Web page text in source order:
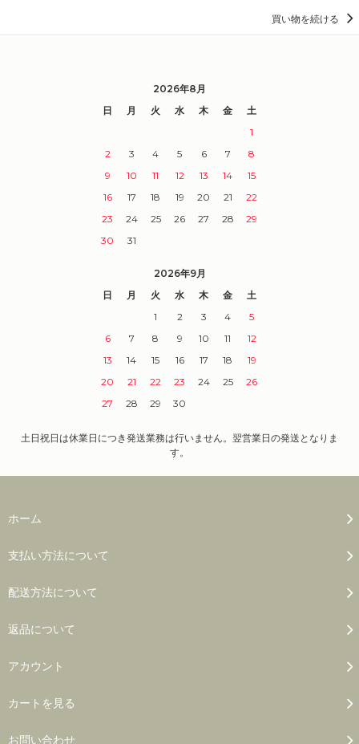
買い物を続ける
2026年8月
日
月 火 水 木 金
土
1
2
3 4 5 6 7
8
9
10 11 12 13 14
15
16
17 18 19 20 21
22
23
24 25 26 27 28
29
30
31
2026年9月
日
月 火 水 木 金
土
1
2 3 4
5
6
7 8 9 10 11
12
13
14 15 16 17 18
19
20
21 22 23 24 25
26
27
28 29 30
土日祝日は休業日につき発送業務は行いません。翌営業日の発送となりま
す。
ホーム
支払い方法について
配送方法について
返品について
アカウント
カートを見る
お問い合わせ